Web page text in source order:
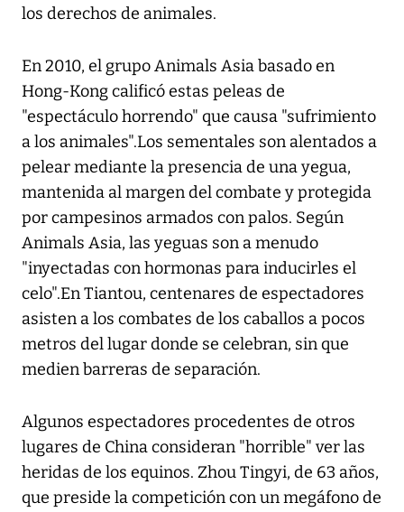
los derechos de animales.
En 2010, el grupo Animals Asia basado en
Hong-Kong calificó estas peleas de
"espectáculo horrendo" que causa "sufrimiento
a los animales".Los sementales son alentados a
pelear mediante la presencia de una yegua,
mantenida al margen del combate y protegida
por campesinos armados con palos. Según
Animals Asia, las yeguas son a menudo
"inyectadas con hormonas para inducirles el
celo".En Tiantou, centenares de espectadores
asisten a los combates de los caballos a pocos
metros del lugar donde se celebran, sin que
medien barreras de separación.
Algunos espectadores procedentes de otros
lugares de China consideran "horrible" ver las
heridas de los equinos. Zhou Tingyi, de 63 años,
que preside la competición con un megáfono de